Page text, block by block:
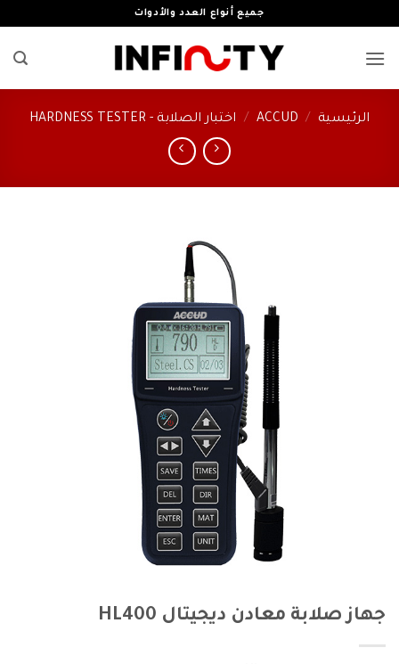
جميع أنواع العدد والأدوات
الرئيسية /
ACCUD
/ اختبار الصلابة - HARDNESS TESTER
جهاز صلابة معادن ديجيتال HL400